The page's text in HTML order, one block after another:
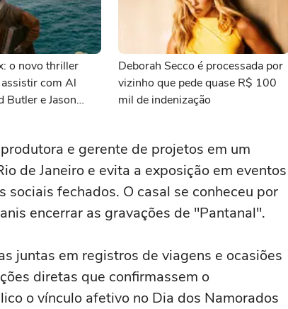
o novo thriller
com Al
Butler e Jason
Deborah Secco é processada por
vizinho que pede quase R$ 100
mil de indenização
e gerente de projetos em um
de Janeiro e evita a exposição em eventos
fechados. O casal se conheceu por
encerrar as gravações de "Pantanal".
juntas em registros de viagens e ocasiões
diretas que confirmassem o
o vínculo afetivo no Dia dos Namorados